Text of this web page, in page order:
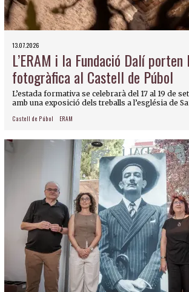
13.07.2026
L’ERAM i la Fundació Dalí
fotogràfica al Castell de Púbol
L’estada formativa se celebrarà del 17 al 19 de
amb una exposició dels treballs a l’església de
Castell de Púbol ERAM